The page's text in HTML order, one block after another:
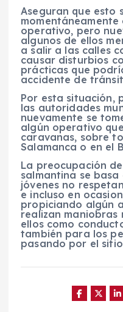
Aseguran que esto
operativo, pero
algunos de ellos
a salir a las calles
causar disturbios
prácticas que
accidente de
Por esta situación,
las autoridades
nuevamente se
algún operativo
caravanas, sobre
Salamanca o en el
La preocupación
salmantina se basa
jóvenes no
e incluso en
propiciando algún
realizan maniobras
ellos como
también para los
pasando por el